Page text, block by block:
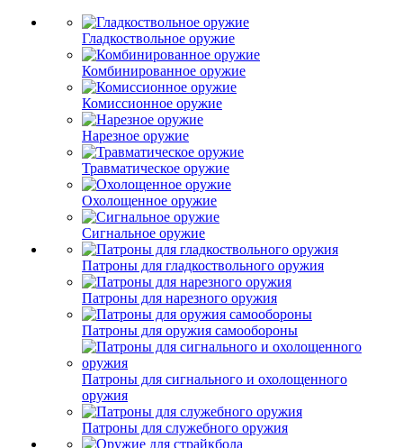
Гладкоствольное оружие
Комбинированное оружие
Комиссионное оружие
Нарезное оружие
Травматическое оружие
Охолощенное оружие
Сигнальное оружие
Патроны для гладкоствольного оружия
Патроны для нарезного оружия
Патроны для оружия самообороны
Патроны для сигнального и охолощенного
оружия
Патроны для служебного оружия